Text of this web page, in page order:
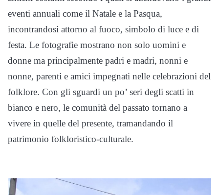
eventi annuali come il Natale e la Pasqua,
incontrandosi attorno al fuoco, simbolo di luce e di
festa. Le fotografie mostrano non solo uomini e
donne ma principalmente padri e madri, nonni e
nonne, parenti e amici impegnati nelle celebrazioni del
folklore. Con gli sguardi un po’ seri degli scatti in
bianco e nero, le comunità del passato tornano a
vivere in quelle del presente, tramandando il
patrimonio folkloristico-culturale.